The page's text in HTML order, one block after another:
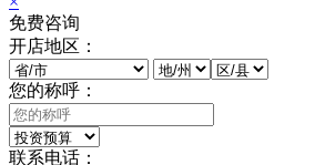
免费咨询
开店地区：
您的称呼：
联系电话：